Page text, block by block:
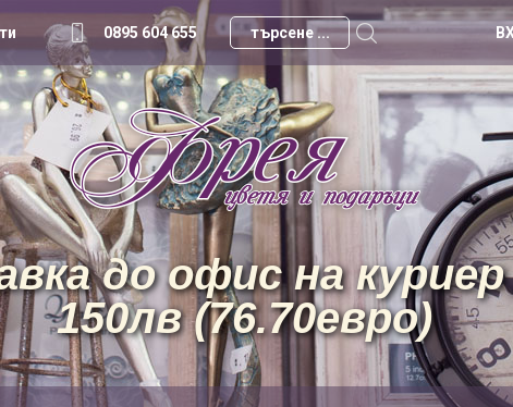
0895 604 655
до офис на куриер
150лв (76.70евро)